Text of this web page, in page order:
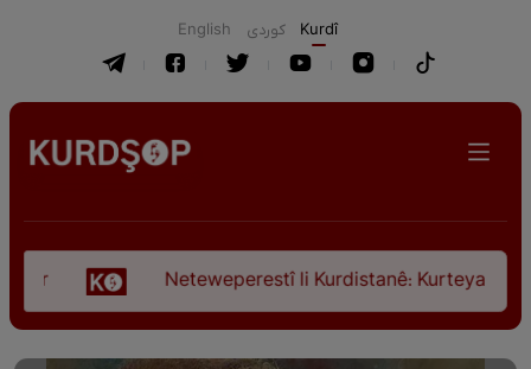
English كوردی Kurdî
Neteweperestî li Kurdistanê: Kurteya